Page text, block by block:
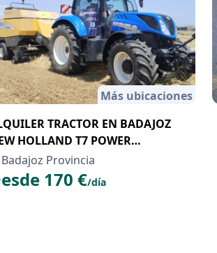
Más ubicaciones
TRACTOR EN BADAJOZ
HOLLAND T7 POWER
Badajoz Provincia
170 €/día